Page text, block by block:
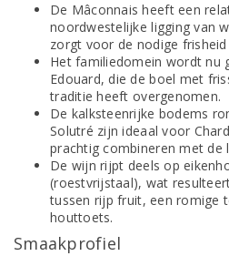
De Mâconnais heeft een
noordwestelijke ligging van
zorgt voor de nodige frisheid
Het familiedomein wordt nu
Edouard, die de boel met
traditie heeft overgenomen.
De kalksteenrijke bodems
Solutré zijn ideaal voor
prachtig combineren met de
De wijn rijpt deels op
(roestvrijstaal), wat
tussen rijp fruit, een romige
houttoets.
Smaakprofiel